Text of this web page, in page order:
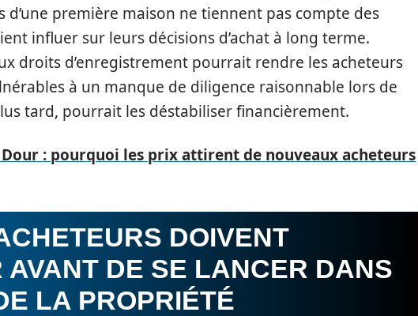
d’une première maison ne tiennent pas compte des
influer sur leurs décisions d’achat à long terme.
droits d’enregistrement pourrait rendre les acheteurs
à un manque de diligence raisonnable lors de
tard, pourrait les déstabiliser financièrement.
: pourquoi les prix attirent de nouveaux acheteurs
DOIVENT
AVANT DE SE LANCER DANS
LA PROPRIÉTÉ